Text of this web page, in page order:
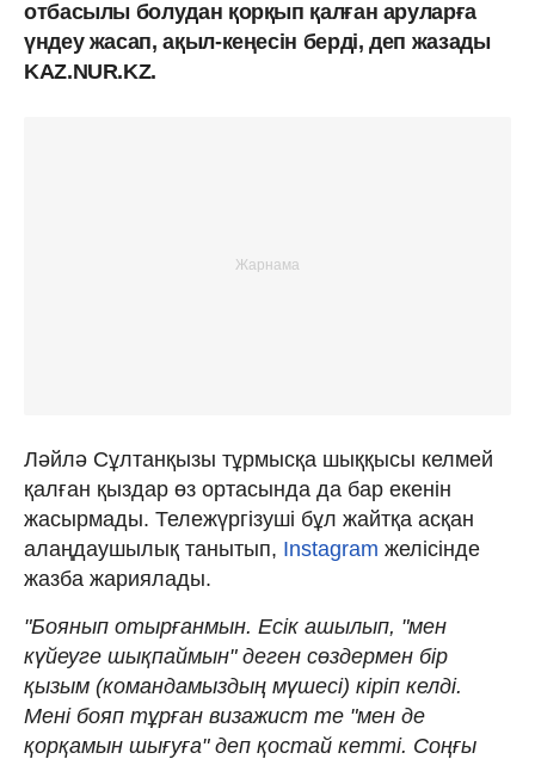
отбасылы болудан қорқып қалған аруларға
үндеу жасап, ақыл-кеңесін берді, деп жазады
KAZ.NUR.KZ.
Ләйлә Сұлтанқызы тұрмысқа шыққысы келмей
қалған қыздар өз ортасында да бар екенін
жасырмады. Тележүргізуші бұл жайтқа асқан
алаңдаушылық танытып, Instagram желісінде
жазба жариялады.
"Боянып отырғанмын. Есік ашылып, "мен
күйеуге шықпаймын" деген сөздермен бір
қызым (командамыздың мүшесі) кіріп келді.
Мені бояп тұрған визажист те "мен де
қорқамын шығуға" деп қостай кетті. Соңғы